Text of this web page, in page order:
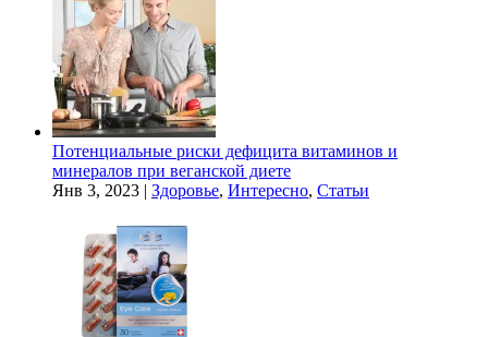
Потенциальные риски дефицита витаминов и
минералов при веганской диете
Янв 3, 2023 | Здоровье, Интересно, Статьи